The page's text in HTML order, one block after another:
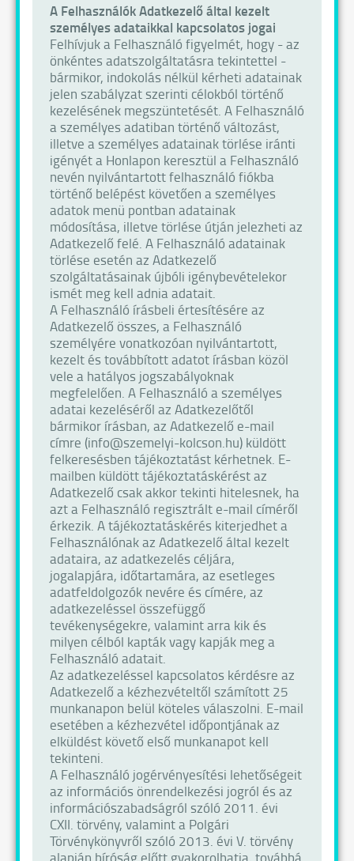
A Felhasználók Adatkezelő által kezelt
személyes adataikkal kapcsolatos jogai
Felhívjuk a Felhasználó figyelmét, hogy - az
önkéntes adatszolgáltatásra tekintettel -
bármikor, indokolás nélkül kérheti adatainak
jelen szabályzat szerinti célokból történő
kezelésének megszüntetését. A Felhasználó
a személyes adatiban történő változást,
illetve a személyes adatainak törlése iránti
igényét a Honlapon keresztül a Felhasználó
nevén nyilvántartott felhasználó fiókba
történő belépést követően a személyes
adatok menü pontban adatainak
módosítása, illetve törlése útján jelezheti az
Adatkezelő felé. A Felhasználó adatainak
törlése esetén az Adatkezelő
szolgáltatásainak újbóli igénybevételekor
ismét meg kell adnia adatait.
A Felhasználó írásbeli értesítésére az
Adatkezelő összes, a Felhasználó
személyére vonatkozóan nyilvántartott,
kezelt és továbbított adatot írásban közöl
vele a hatályos jogszabályoknak
megfelelően. A Felhasználó a személyes
adatai kezeléséről az Adatkezelőtől
bármikor írásban, az Adatkezelő e-mail
címre (info@szemelyi-kolcson.hu) küldött
felkeresésben tájékoztatást kérhetnek. E-
mailben küldött tájékoztatáskérést az
Adatkezelő csak akkor tekinti hitelesnek, ha
azt a Felhasználó regisztrált e-mail címéről
érkezik. A tájékoztatáskérés kiterjedhet a
Felhasználónak az Adatkezelő által kezelt
adataira, az adatkezelés céljára,
jogalapjára, időtartamára, az esetleges
adatfeldolgozók nevére és címére, az
adatkezeléssel összefüggő
tevékenységekre, valamint arra kik és
milyen célból kapták vagy kapják meg a
Felhasználó adatait.
Az adatkezeléssel kapcsolatos kérdésre az
Adatkezelő a kézhezvételtől számított 25
munkanapon belül köteles válaszolni. E-mail
esetében a kézhezvétel időpontjának az
elküldést követő első munkanapot kell
tekinteni.
A Felhasználó jogérvényesítési lehetőségeit
az információs önrendelkezési jogról és az
információszabadságról szóló 2011. évi
CXII. törvény, valamint a Polgári
Törvénykönyvről szóló 2013. évi V. törvény